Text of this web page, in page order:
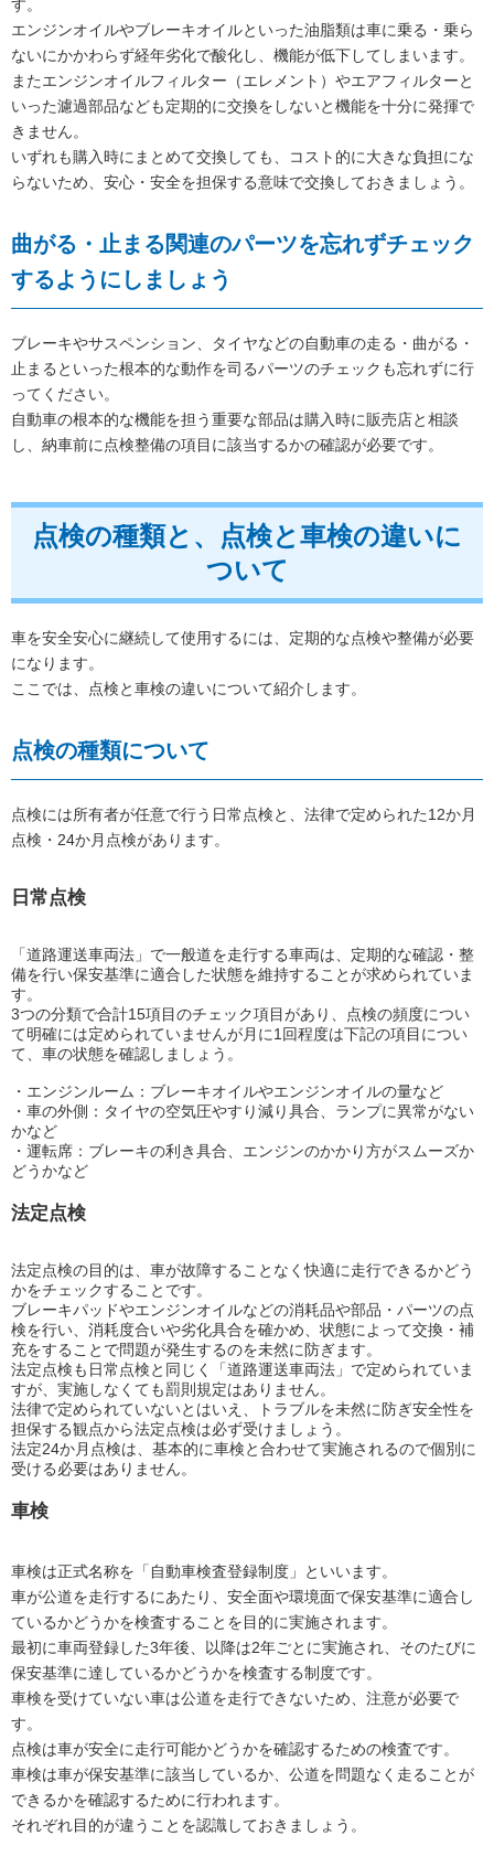
す。
エンジンオイルやブレーキオイルといった油脂類は車に乗る・乗ら
ないにかかわらず経年劣化で酸化し、機能が低下してしまいます。
またエンジンオイルフィルター（エレメント）やエアフィルターと
いった濾過部品なども定期的に交換をしないと機能を十分に発揮で
きません。
いずれも購入時にまとめて交換しても、コスト的に大きな負担にな
らないため、安心・安全を担保する意味で交換しておきましょう。
曲がる・止まる関連のパーツを忘れずチェック
するようにしましょう
ブレーキやサスペンション、タイヤなどの自動車の走る・曲がる・
止まるといった根本的な動作を司るパーツのチェックも忘れずに行
ってください。
自動車の根本的な機能を担う重要な部品は購入時に販売店と相談
し、納車前に点検整備の項目に該当するかの確認が必要です。
点検の種類と、点検と車検の違いに
ついて
車を安全安心に継続して使用するには、定期的な点検や整備が必要
になります。
ここでは、点検と車検の違いについて紹介します。
点検の種類について
点検には所有者が任意で行う日常点検と、法律で定められた12か月
点検・24か月点検があります。
日常点検
「道路運送車両法」で一般道を走行する車両は、定期的な確認・整
備を行い保安基準に適合した状態を維持することが求められていま
す。
3つの分類で合計15項目のチェック項目があり、点検の頻度につい
て明確には定められていませんが月に1回程度は下記の項目につい
て、車の状態を確認しましょう。
・エンジンルーム：ブレーキオイルやエンジンオイルの量など
・車の外側：タイヤの空気圧やすり減り具合、ランプに異常がない
かなど
・運転席：ブレーキの利き具合、エンジンのかかり方がスムーズか
どうかなど
法定点検
法定点検の目的は、車が故障することなく快適に走行できるかどう
かをチェックすることです。
ブレーキパッドやエンジンオイルなどの消耗品や部品・パーツの点
検を行い、消耗度合いや劣化具合を確かめ、状態によって交換・補
充をすることで問題が発生するのを未然に防ぎます。
法定点検も日常点検と同じく「道路運送車両法」で定められていま
すが、実施しなくても罰則規定はありません。
法律で定められていないとはいえ、トラブルを未然に防ぎ安全性を
担保する観点から法定点検は必ず受けましょう。
法定24か月点検は、基本的に車検と合わせて実施されるので個別に
受ける必要はありません。
車検
車検は正式名称を「自動車検査登録制度」といいます。
車が公道を走行するにあたり、安全面や環境面で保安基準に適合し
ているかどうかを検査することを目的に実施されます。
最初に車両登録した3年後、以降は2年ごとに実施され、そのたびに
保安基準に達しているかどうかを検査する制度です。
車検を受けていない車は公道を走行できないため、注意が必要で
す。
点検は車が安全に走行可能かどうかを確認するための検査です。
車検は車が保安基準に該当しているか、公道を問題なく走ることが
できるかを確認するために行われます。
それぞれ目的が違うことを認識しておきましょう。